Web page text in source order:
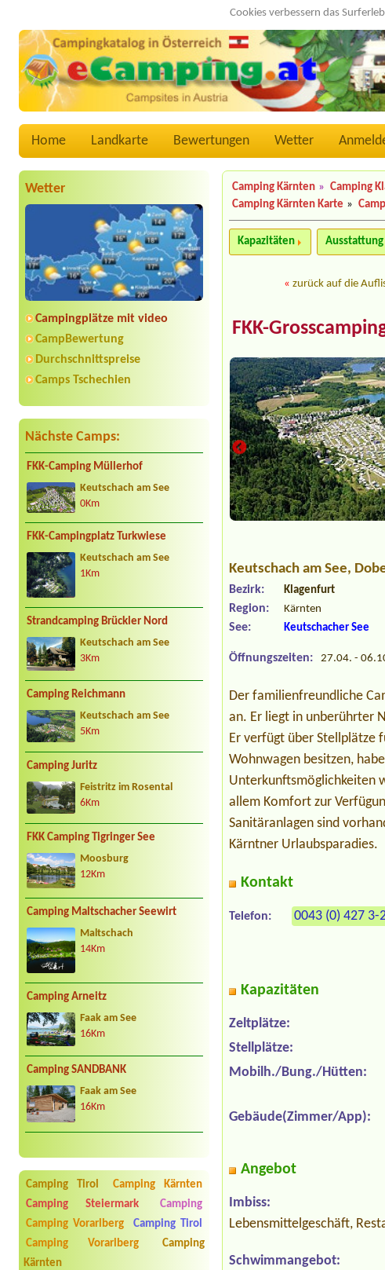
Cookies verbessern das
Home Landkarte Bewertungen Wetter
Wetter
Campingplätze mit video
CampBewertung
Durchschnittspreise
Camps Tschechien
Nächste Camps:
FKK-Camping Müllerhof
Keutschach am See
0Km
FKK-Campingplatz Turkwiese
Keutschach am See
1Km
Strandcamping Brückler Nord
Keutschach am See
3Km
Camping Reichmann
Keutschach am See
5Km
Camping Juritz
Feistritz im Rosental
6Km
FKK Camping Tigringer See
Moosburg
12Km
Camping Maltschacher Seewirt
Maltschach
14Km
Camping Arneitz
Faak am See
16Km
Camping SANDBANK
Faak am See
16Km
Camping Tirol
Camping Kärnten
Camping Steiermark
Camping
Camping Vorarlberg
Camping Tirol
Camping Vorarlberg
Camping
Kärnten
Camping Kärnten » Camping
Camping Kärnten Karte »
Kapazitäten Ausstattung
«zurück auf die
FKK-
Keutschach am See,
Bezirk: Klagenfurt
Region: Kärnten
See: Keutschacher See
Öffnungszeiten: 27.04. -
Der familienfreundliche
an. Er liegt in unberührter
Er verfügt über Stellplätze
Wohnwagen besitzen,
Unterkunftsmöglichkeiten
allem Komfort zur
Sanitäranlagen sind
Kärntner Urlaubsparadies.
Kontakt
Telefon: 0043 (0) 427 3-
Kapazitäten
Zeltplätze:
Stellplätze:
Mobilh./Bung./Hütten:
Gebäude(Zimmer/App):
Angebot
Imbiss:
Lebensmittelgeschäft,
Schwimmangebot: